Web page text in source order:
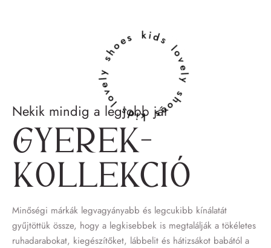
Nekik mindig a legjobb jár
Gyerek­
kollekció
Minőségi márkák legvagyányabb és legcukibb kínálatát
gyűjtöttük össze, hogy a legkisebbek is megtalálják a tökéletes
ruhadarabokat, kiegészítőket, lábbelit és hátizsákot babától a
lovely shoes kids lovely shoes kids